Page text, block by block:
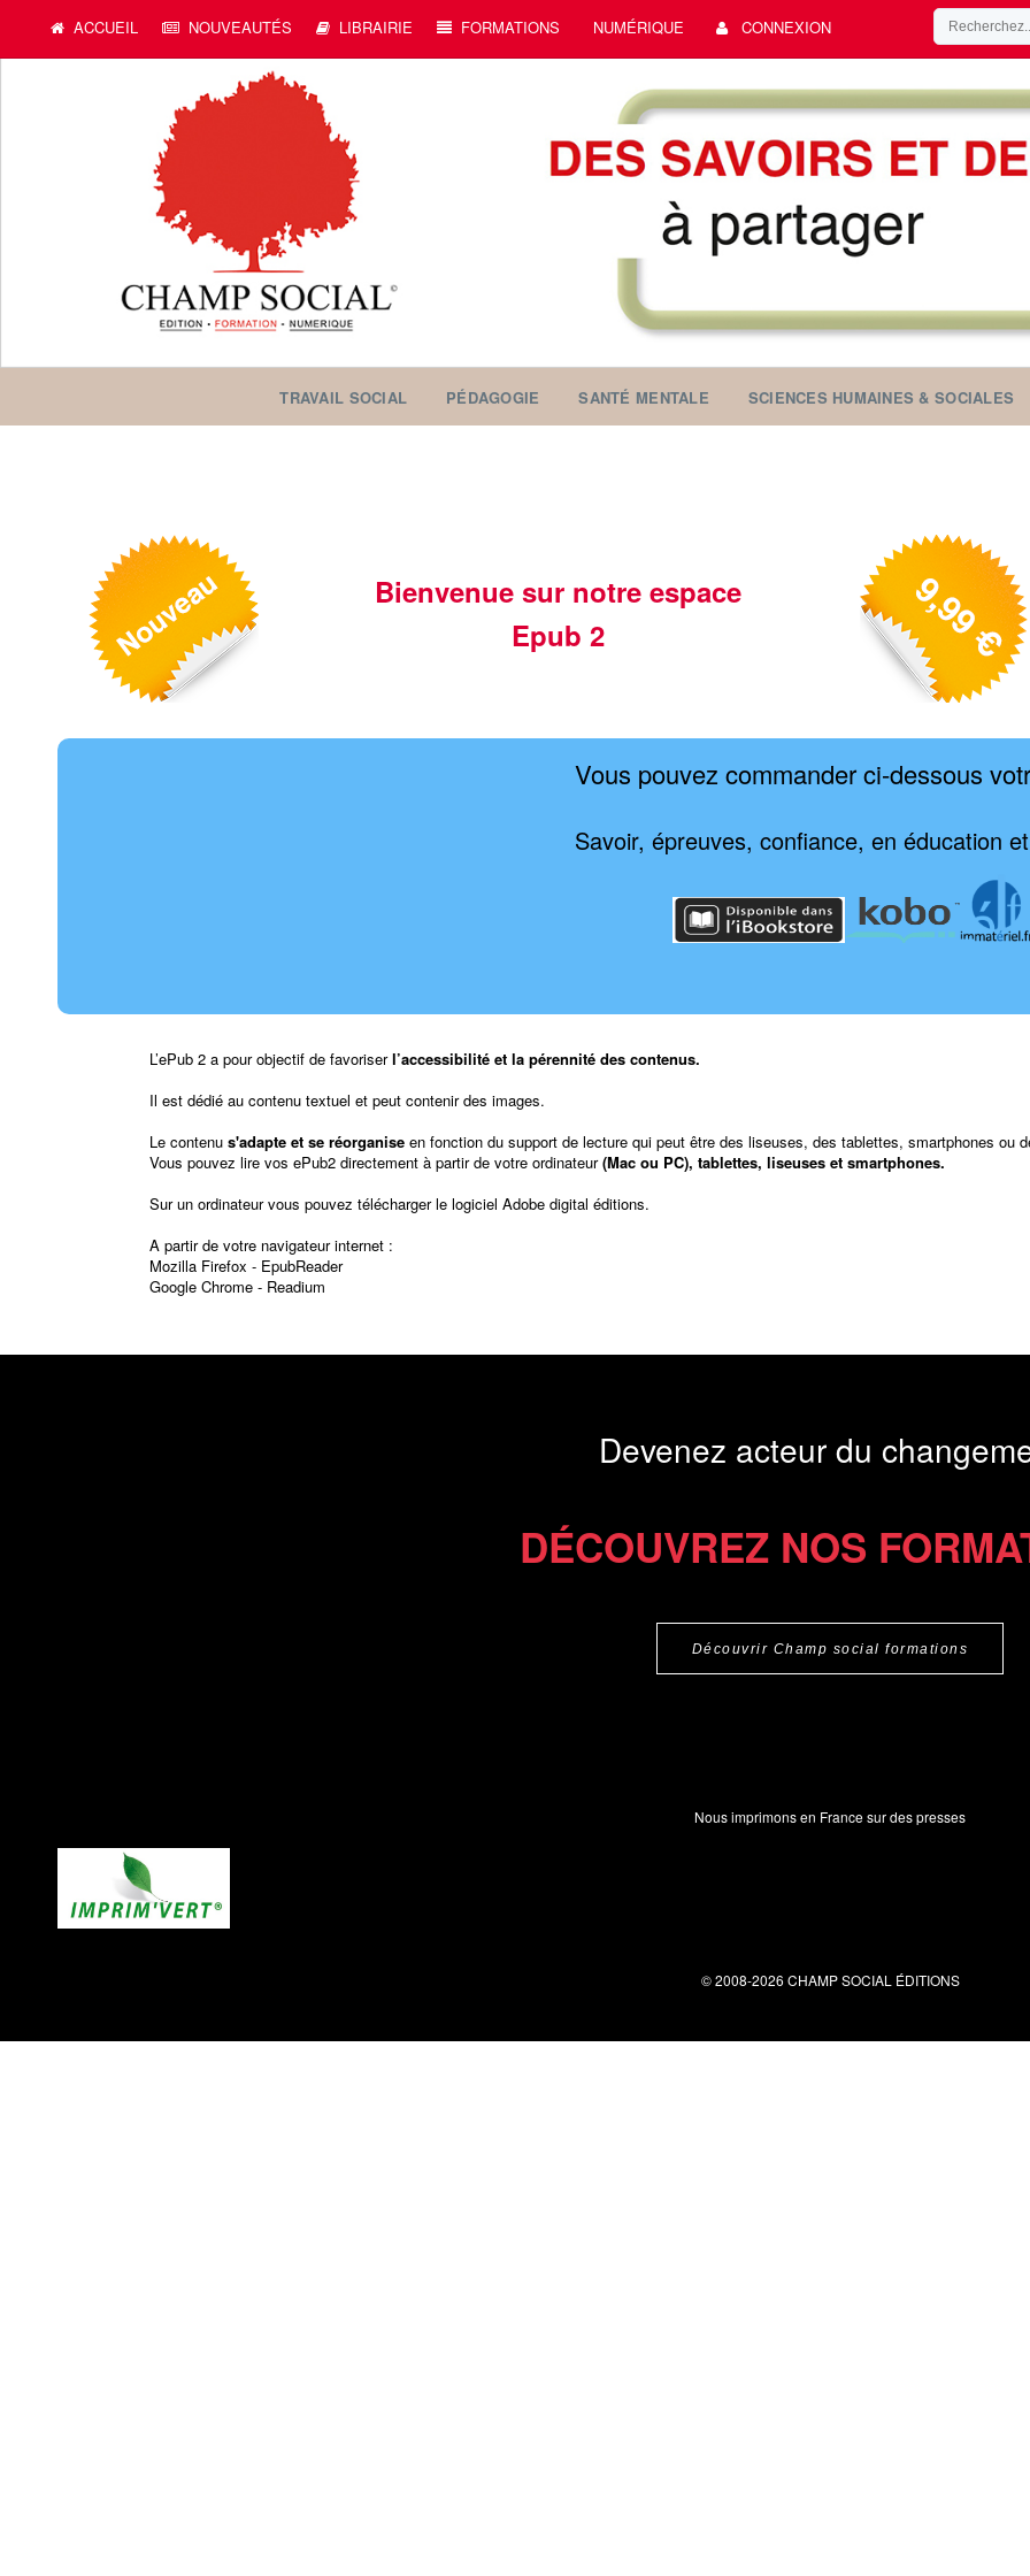
ACCUEIL NOUVEAUTÉS LIBRAIRIE FORMATIONS NUMÉRIQUE CONNEXION
TRAVAIL SOCIAL PÉDAGOGIE SANTÉ MENTALE SCIENCES HUMAINES & SOCIALES
Bienvenue sur notre espace
Epub 2
Vous pouvez commander ci-dessous
Savoir, épreuves, confiance, en éducation
L’ePub 2 a pour objectif de favoriserl’accessibilité et la pérennité des contenus.
Il est dédié au contenu textuel et peut contenir des images.
Le contenu s'adapte et se réorganise en fonction du support de lecture qui peut être des liseuses, des tablettes, smartphones ou
Vous pouvez lire vos ePub2 directement à partir de votre ordinateur(Mac ou PC), tablettes, liseuses et smartphones.
Sur un ordinateur vous pouvez télécharger le logiciel Adobe digital éditions.
A partir de votre navigateur internet :
Mozilla Firefox - EpubReader
Google Chrome - Readium
Devenez acteur du
DÉCOUVREZ NOS
Découvrir Champ social formations
Nous imprimons en France sur des presses
© 2008-2026 CHAMP SOCIAL ÉDITIONS